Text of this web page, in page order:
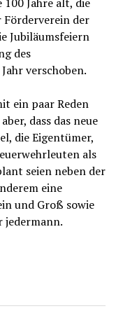
Förderverein der
Jubiläumsfeiern
des
verschoben.
ein paar Reden
dass das neue
die Eigentümer,
als
seien neben der
eine
und Groß sowie
jedermann.